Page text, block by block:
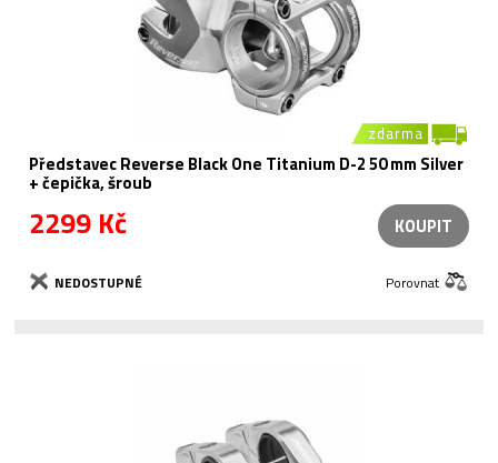
zdarma
Představec Reverse Black One Titanium D-2 50 mm Silver
+ čepička, šroub
2299 Kč KOUPIT
NEDOSTUPNÉ Porovnat